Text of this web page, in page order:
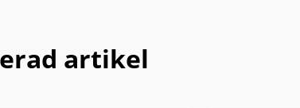
artikel